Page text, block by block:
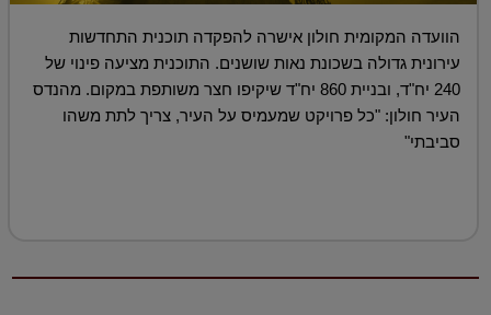
הוועדה המקומית חולון אישרה להפקדה תוכנית התחדשות
עירונית גדולה בשכונת נאות שושנים. התוכנית מציעה פינוי של
240 יח"ד, ובניית 860 יח"ד שיקיפו חצר משותפת במקום. מהנדס
העיר חולון: "כל פרויקט שמעמיס על העיר, צריך לתת משהו
סביבתי"